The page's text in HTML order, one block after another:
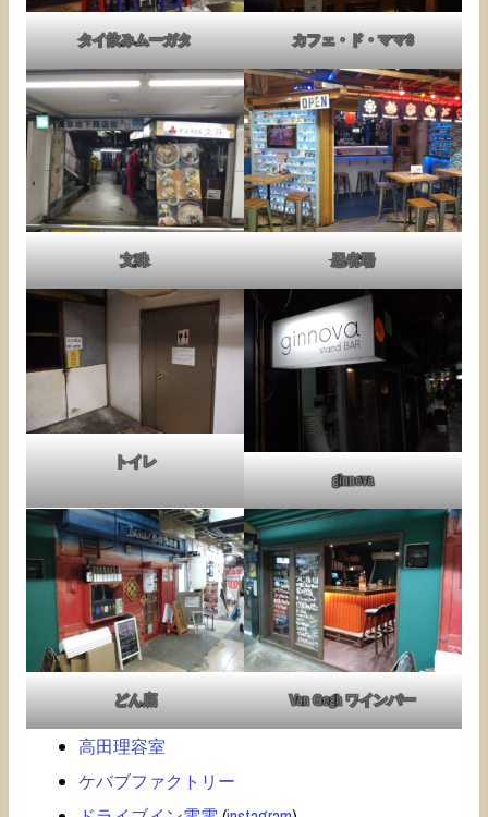
タイ飲みムーガタ カフェ・ド・ママ3
文殊 忍者場
トイレ
ginnova
どん底 Van Gogh ワインバー
高田理容室
ケバブファクトリー